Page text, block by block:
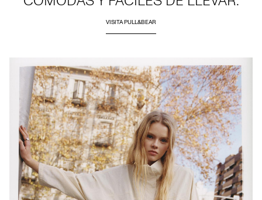
VISITA PULL&BEAR